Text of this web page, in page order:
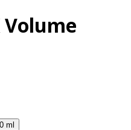
Volume
ml